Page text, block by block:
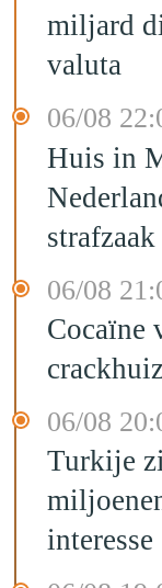
miljard
valuta
06/08
Huis in
strafzaak
06/08
Cocaïne
06/08
Turkije
interesse